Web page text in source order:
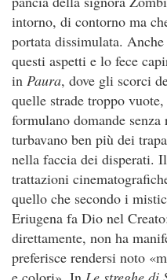
intorno, di contorno ma
portata dissimulata.
questi aspetti e lo fece
in Paura, dove gli scorci
quelle strade troppo
formulano domande
turbavano ben più dei
nella faccia dei disperati.
trattazioni
quello che secondo i
Eriugena fa Dio nel
direttamente, non ha
preferisce rendersi noto